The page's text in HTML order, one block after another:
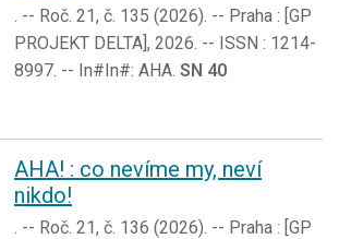
. -- Roč. 21, č. 135 (2026). -- Praha : [GP
PROJEKT DELTA], 2026. -- ISSN : 1214-
8997. -- In#In#: AHA. SN 40
AHA! : co nevíme my, neví
nikdo!
. -- Roč. 21, č. 136 (2026). -- Praha : [GP